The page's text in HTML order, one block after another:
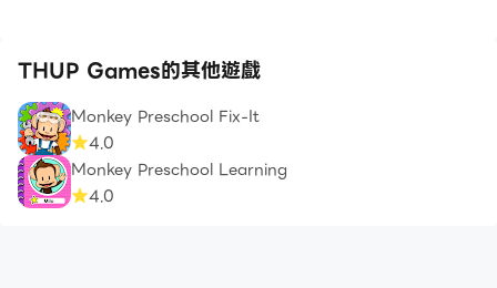
THUP Games的其他遊戲
Monkey Preschool Fix-It
4.0
Monkey Preschool Learning
4.0